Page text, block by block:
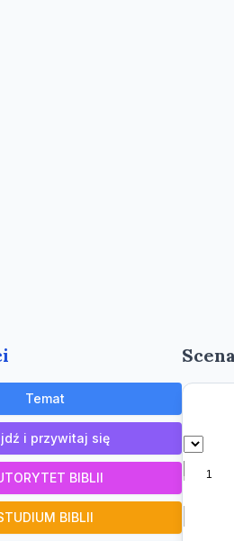
Temat
i przywitaj się
BIBLII
BIBLII